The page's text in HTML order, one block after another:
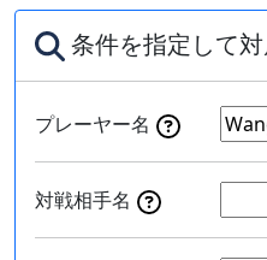
条件を指定して
プレーヤー名
対戦相手名